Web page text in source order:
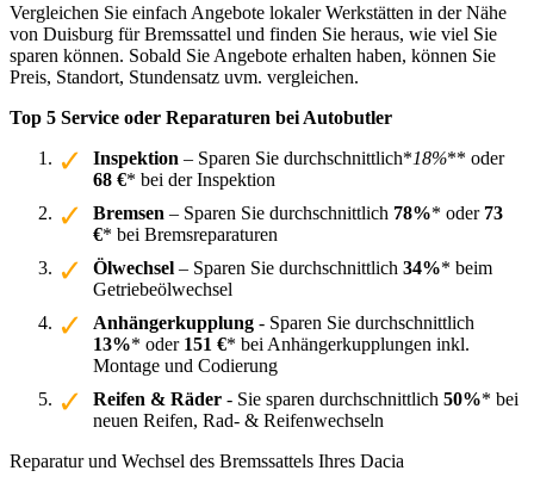
Vergleichen Sie einfach Angebote lokaler Werkstätten in der Nähe
von Duisburg für Bremssattel und finden Sie heraus, wie viel Sie
sparen können. Sobald Sie Angebote erhalten haben, können Sie
Preis, Standort, Stundensatz uvm. vergleichen.
Top 5 Service oder Reparaturen bei Autobutler
Inspektion – Sparen Sie durchschnittlich*18%** oder
68 €* bei der Inspektion
Bremsen – Sparen Sie durchschnittlich 78%* oder 73
€* bei Bremsreparaturen
Ölwechsel – Sparen Sie durchschnittlich 34%* beim
Getriebeölwechsel
Anhängerkupplung - Sparen Sie durchschnittlich
13%* oder 151 €* bei Anhängerkupplungen inkl.
Montage und Codierung
Reifen & Räder - Sie sparen durchschnittlich 50%* bei
neuen Reifen, Rad- & Reifenwechseln
Reparatur und Wechsel des Bremssattels Ihres Dacia